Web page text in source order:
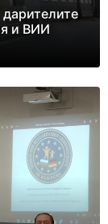
и ВИИ